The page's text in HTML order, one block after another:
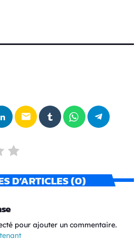
email
D’ARTICLES (0)
pour ajouter un commentaire.